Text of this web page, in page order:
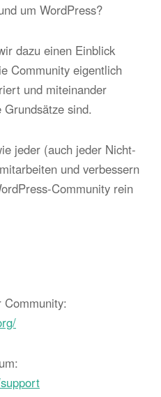
um WordPress?
dazu einen Einblick
Community eigentlich
und miteinander
sind.
jeder (auch jeder Nicht-
und verbessern
Community rein
Community: